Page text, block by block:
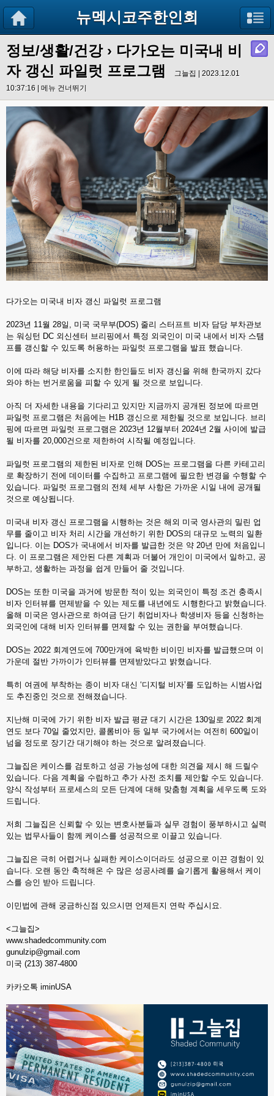
뉴멕시코주한인회
정보/생활/건강› 다가오는 미국내 비
자 갱신 파일럿 프로그램
그늘집 | 2023.12.01
10:37:16 | 메뉴 건너뛰기
다가오는 미국내 비자 갱신 파일럿 프로그램
2023년 11월 28일, 미국 국무부(DOS) 줄리 스터프트 비자 담당 부차관보
는 워싱턴 DC 외신센터 브리핑에서 특정 외국인이 미국 내에서 비자 스탬
프를 갱신할 수 있도록 허용하는 파일럿 프로그램을 발표 했습니다.
이에 따라 해당 비자를 소지한 한인들도 비자 갱신을 위해 한국까지 갔다
와야 하는 번거로움을 피할 수 있게 될 것으로 보입니다.
아직 더 자세한 내용을 기다리고 있지만 지금까지 공개된 정보에 따르면
파일럿 프로그램은 처음에는 H1B 갱신으로 제한될 것으로 보입니다. 브리
핑에 따르면 파일럿 프로그램은 2023년 12월부터 2024년 2월 사이에 발급
될 비자를 20,000건으로 제한하여 시작될 예정입니다.
파일럿 프로그램의 제한된 비자로 인해 DOS는 프로그램을 다른 카테고리
로 확장하기 전에 데이터를 수집하고 프로그램에 필요한 변경을 수행할 수
있습니다. 파일럿 프로그램의 전체 세부 사항은 가까운 시일 내에 공개될
것으로 예상됩니다.
미국내 비자 갱신 프로그램을 시행하는 것은 해외 미국 영사관의 밀린 업
무를 줄이고 비자 처리 시간을 개선하기 위한 DOS의 대규모 노력의 일환
입니다. 이는 DOS가 국내에서 비자를 발급한 것은 약 20년 만에 처음입니
다. 이 프로그램은 제안된 다른 계획과 더불어 개인이 미국에서 일하고, 공
부하고, 생활하는 과정을 쉽게 만들어 줄 것입니다.
DOS는 또한 미국을 과거에 방문한 적이 있는 외국인이 특정 조건 충족시
비자 인터뷰를 면제받을 수 있는 제도를 내년에도 시행한다고 밝혔습니다.
올해 미국은 영사관으로 하여금 단기 취업비자나 학생비자 등을 신청하는
외국인에 대해 비자 인터뷰를 면제할 수 있는 권한을 부여했습니다.
DOS는 2022 회계연도에 700만개에 육박한 비이민 비자를 발급했으며 이
가운데 절반 가까이가 인터뷰를 면제받았다고 밝혔습니다.
특히 여권에 부착하는 종이 비자 대신 ‘디지털 비자’를 도입하는 시범사업
도 추진중인 것으로 전해졌습니다.
지난해 미국에 가기 위한 비자 발급 평균 대기 시간은 130일로 2022 회계
연도 보다 70일 줄었지만, 콜롬비아 등 일부 국가에서는 여전히 600일이
넘을 정도로 장기간 대기해야 하는 것으로 알려졌습니다.
그늘집은 케이스를 검토하고 성공 가능성에 대한 의견을 제시 해 드릴수
있습니다. 다음 계획을 수립하고 추가 사전 조치를 제안할 수도 있습니다.
양식 작성부터 프로세스의 모든 단계에 대해 맞춤형 계획을 세우도록 도와
드립니다.
저희 그늘집은 신뢰할 수 있는 변호사분들과 실무 경험이 풍부하시고 실력
있는 법무사들이 함께 케이스를 성공적으로 이끌고 있습니다.
그늘집은 극히 어렵거나 실패한 케이스이더라도 성공으로 이끈 경험이 있
습니다. 오랜 동안 축적해온 수 많은 성공사례를 슬기롭게 활용해서 케이
스를 승인 받아 드립니다.
이민법에 관해 궁금하신점 있으시면 언제든지 연락 주십시요.
<그늘집>
www.shadedcommunity.com
gunulzip@gmail.com
미국 (213) 387-4800
카카오톡 iminUSA